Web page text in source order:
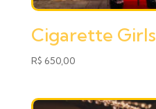
Cigarette Girls
R$ 650,00